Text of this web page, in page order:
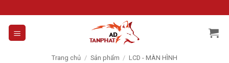
to
content
Trang chủ / Sản phẩm / LCD - MÀN HÌNH